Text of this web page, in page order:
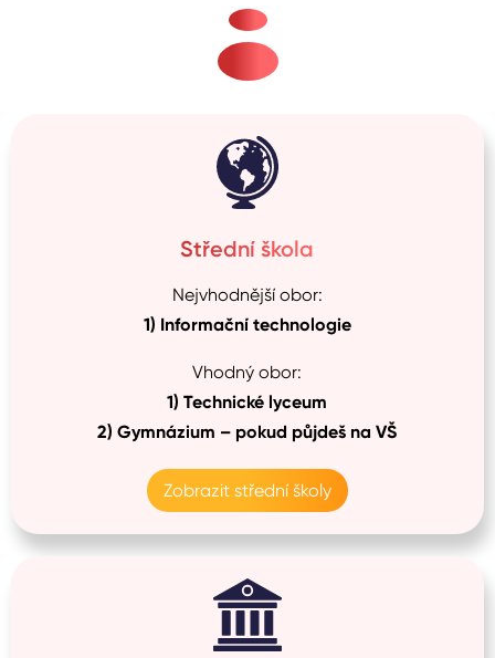
Střední škola
Nejvhodnější obor:
1) Informační technologie
Vhodný obor:
1)Technické lyceum
2)Gymnázium –⁠ pokud půjdeš na VŠ
Zobrazit střední školy